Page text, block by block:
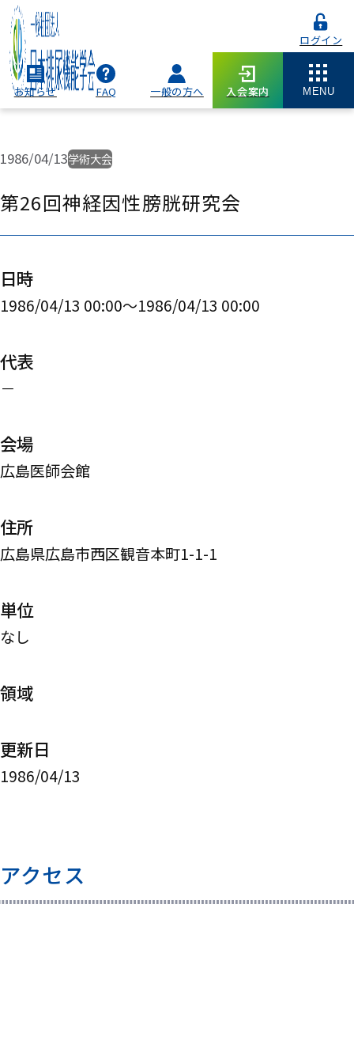
ログイン
お知らせ FAQ 一般の方へ 入会案内 MENU
1986/04/13学術大会
第26回神経因性膀胱研究会
日時
1986/04/13 00:00〜1986/04/13 00:00
代表
－
会場
広島医師会館
住所
広島県広島市西区観音本町1-1-1
単位
なし
領域
更新日
1986/04/13
アクセス